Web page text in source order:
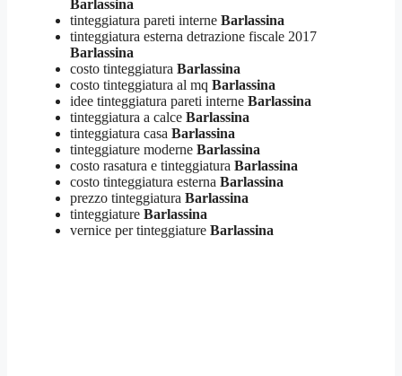
Barlassina
tinteggiatura pareti interne Barlassina
tinteggiatura esterna detrazione fiscale 2017
Barlassina
costo tinteggiatura Barlassina
costo tinteggiatura al mq Barlassina
idee tinteggiatura pareti interne Barlassina
tinteggiatura a calce Barlassina
tinteggiatura casa Barlassina
tinteggiature moderne Barlassina
costo rasatura e tinteggiatura Barlassina
costo tinteggiatura esterna Barlassina
prezzo tinteggiatura Barlassina
tinteggiature Barlassina
vernice per tinteggiature Barlassina